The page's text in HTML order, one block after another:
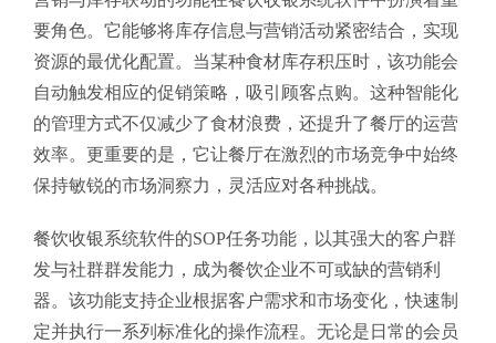
要角色。它能够将库存信息与营销活动紧密结合，实现
资源的最优化配置。当某种食材库存积压时，该功能会
自动触发相应的促销策略，吸引顾客点购。这种智能化
的管理方式不仅减少了食材浪费，还提升了餐厅的运营
效率。更重要的是，它让餐厅在激烈的市场竞争中始终
保持敏锐的市场洞察力，灵活应对各种挑战。
餐饮收银系统软件的SOP任务功能，以其强大的客户群
发与社群群发能力，成为餐饮企业不可或缺的营销利
器。该功能支持企业根据客户需求和市场变化，快速制
定并执行一系列标准化的操作流程。无论是日常的会员